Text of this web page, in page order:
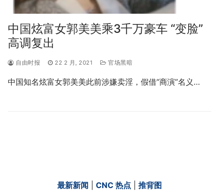
中国炫富女郭美美乘3千万豪车 “变脸”
高调复出
自由时报 22 2 月, 2021 官场黑暗
中国知名炫富女郭美美此前涉嫌卖淫，假借“商演”名义…
最新新闻 CNC 热点 推背图